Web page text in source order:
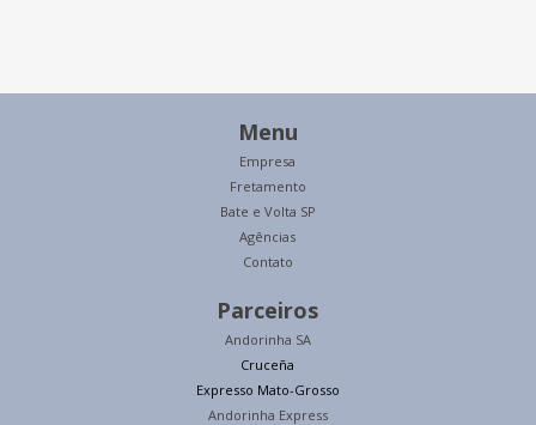
Menu
Empresa
Fretamento
Bate e Volta SP
Agências
Contato
Parceiros
Andorinha SA
Cruceña
Expresso Mato-Grosso
Andorinha Express